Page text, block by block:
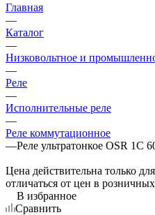
Главная
—
Каталог
—
Низковольтное и
—
Реле
—
Исполнительные реле
—
Реле коммутационное
—Реле ультратонкое OSR 1C
Цена действительна только
отличаться от цен в
В избранное
Сравнить